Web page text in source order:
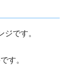
です。
す。